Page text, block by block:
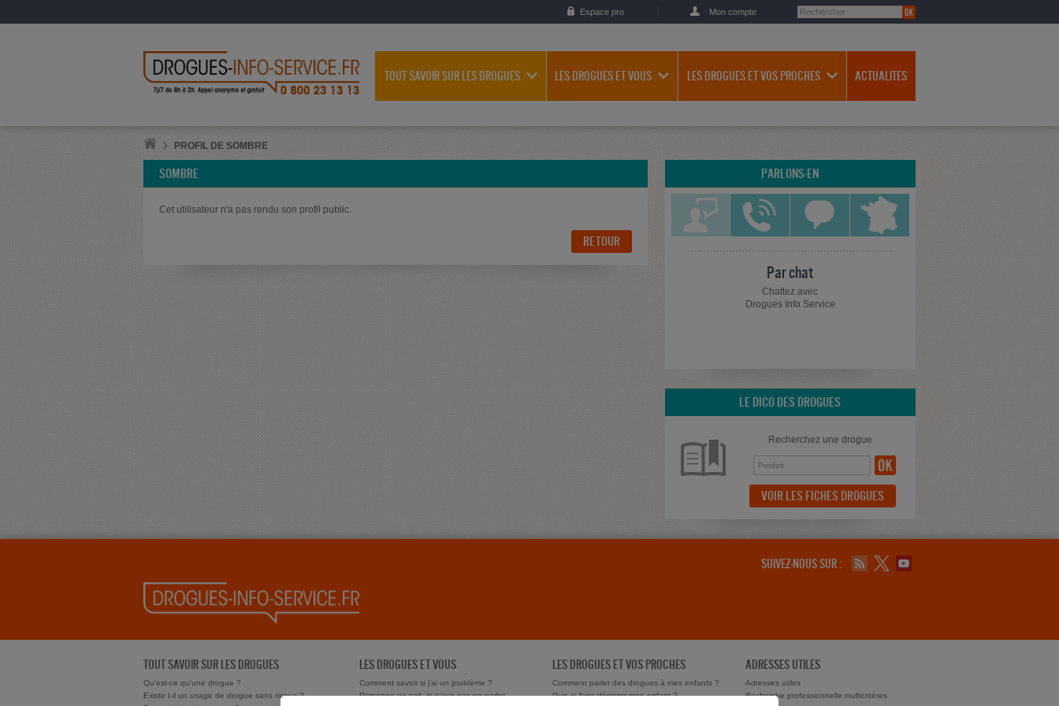
Espace pro Mon compte
TOUT SAVOIR SUR LES DROGUES LES DROGUES ET VOUS LES DROGUES ET VOS PROCHES ACTUALITES
PROFIL DE SOMBRE
SOMBRE
Cet utilisateur n'a pas rendu son profil public.
RETOUR
PARLONS-EN
Par chat
Chattez avec
Drogues Info Service
LE DICO DES DROGUES
Recherchez une drogue
VOIR LES FICHES DROGUES
SUIVEZ-NOUS SUR :
TOUT SAVOIR SUR LES DROGUES
Qu'est-ce qu'une drogue ?
Existe t-il un usage de drogue sans risque ?
LES DROGUES ET VOUS
Comment savoir si j'ai un problème ?
Personne ne sait, je n'ose pas en parler
LES DROGUES ET VOS PROCHES
Comment parler des drogues à mes enfants ?
Puis-je faire dépister mon enfant ?
ADRESSES UTILES
Adresses utiles
Recherche professionnelle multicritères